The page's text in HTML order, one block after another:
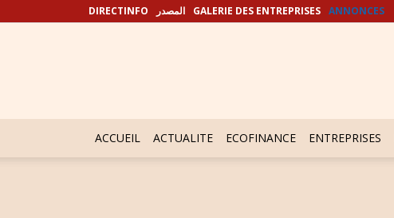
DIRECTINFO المصدر GALERIE DES ENTREPRISES ANNONCES
ACCUEIL ACTUALITE ECOFINANCE ENTREPRISES